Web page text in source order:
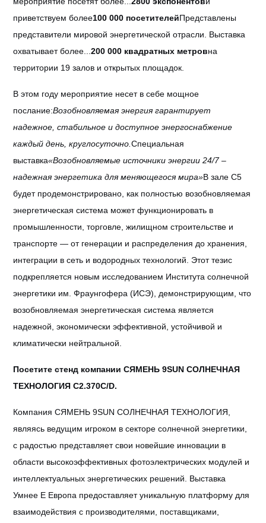
приветствуем более100 000 посетителейПредставлены
представители мировой энергетической отрасли. Выставка
охватывает более...200 000 квадратных метровна
территории 19 залов и открытых площадок.
В этом году мероприятие несет в себе мощное
послание:Возобновляемая энергия гарантирует
надежное, стабильное и доступное энергоснабжение
каждый день, круглосуточно.Специальная
выставка«Возобновляемые источники энергии 24/7 –
надежная энергетика для меняющегося мира»В зале C5
будет продемонстрировано, как полностью возобновляемая
энергетическая система может функционировать в
промышленности, торговле, жилищном строительстве и
транспорте — от генерации и распределения до хранения,
интеграции в сеть и водородных технологий. Этот тезис
подкрепляется новым исследованием Института солнечной
энергетики им. Фраунгофера (ИСЭ), демонстрирующим, что
возобновляемая энергетическая система является
надежной, экономически эффективной, устойчивой и
климатически нейтральной.
Посетите стенд компании СЯМЕНЬ 9SUN СОЛНЕЧНАЯ
ТЕХНОЛОГИЯ C2.370C/D.
Компания СЯМЕНЬ 9SUN СОЛНЕЧНАЯ ТЕХНОЛОГИЯ,
являясь ведущим игроком в секторе солнечной энергетики,
с радостью представляет свои новейшие инновации в
области высокоэффективных фотоэлектрических модулей и
интеллектуальных энергетических решений. Выставка
Умнее E Европа предоставляет уникальную платформу для
взаимодействия с производителями, поставщиками,